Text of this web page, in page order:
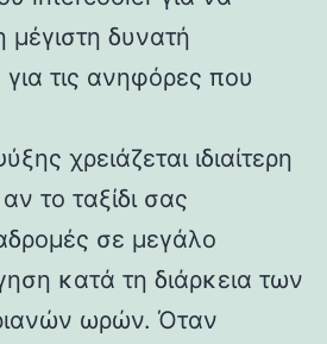
μέγιστη δυνατή
τις ανηφόρες που
χρειάζεται ιδιαίτερη
το ταξίδι σας
σε μεγάλο
κατά τη διάρκεια των
ωρών. Όταν